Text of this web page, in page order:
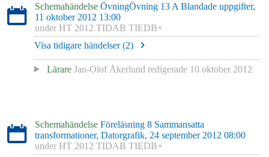
Schemahändelse ÖvningÖvning 13 A Blandade uppgifter,
11 oktober 2012 13:00
under HT 2012 TIDAB TIEDB+
Visa tidigare händelser (2)
Lärare Jan-Olof Åkerlund redigerade 10 oktober 2012
Schemahändelse Föreläsning 8 Sammansatta
transformationer, Datorgrafik, 24 september 2012 08:00
under HT 2012 TIDAB TIEDB+